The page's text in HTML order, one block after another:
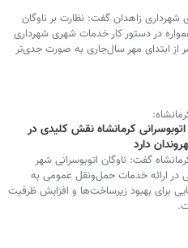
زاهدان گفت: نظارت بر ناوگان
در دستور کار خدمات شهری شهرداری
از ابتدای مهر سال‌جاری به صورت جدی‌تر
اتوبوسرانی کرمانشاه نقش کلیدی در
دارد
گفت: ناوگان اتوبوسرانی شهر
در ارائه خدمات حمل‌ونقل عمومی به
برای بهبود زیرساخت‌ها و افزایش ظرفیت